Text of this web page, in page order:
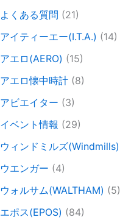
よくある質問 (21)
アイティーエー(I.T.A.) (14)
アエロ(AERO) (15)
アエロ懐中時計 (8)
アビエイター (3)
イベント情報 (29)
ウィンドミルズ(Windmills)
ウエンガー (4)
ウォルサム(WALTHAM) (5)
エポス(EPOS) (84)